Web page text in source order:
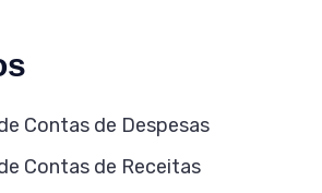
Contas de Despesas
Contas de Receitas